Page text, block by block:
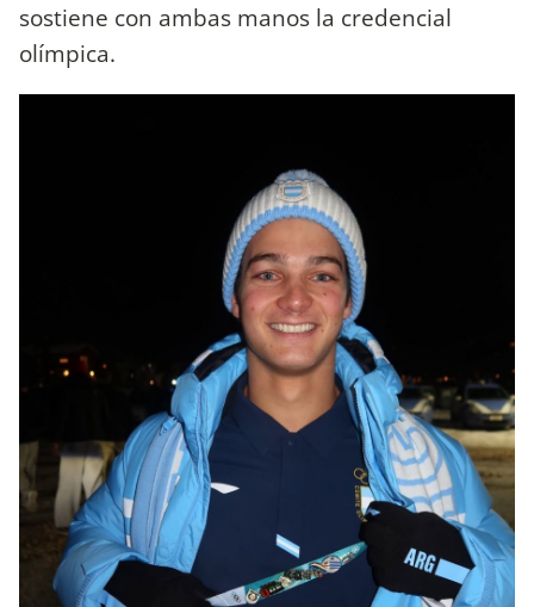
sostiene con ambas manos la credencial
olímpica.